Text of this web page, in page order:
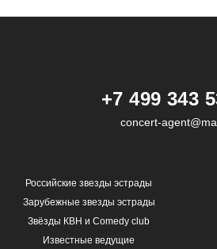
+7 499 343
concert-
Российские звезды эстрады
Зарубежные звезды эстрады
Звёзды КВН и Comedy club
Известные ведущие